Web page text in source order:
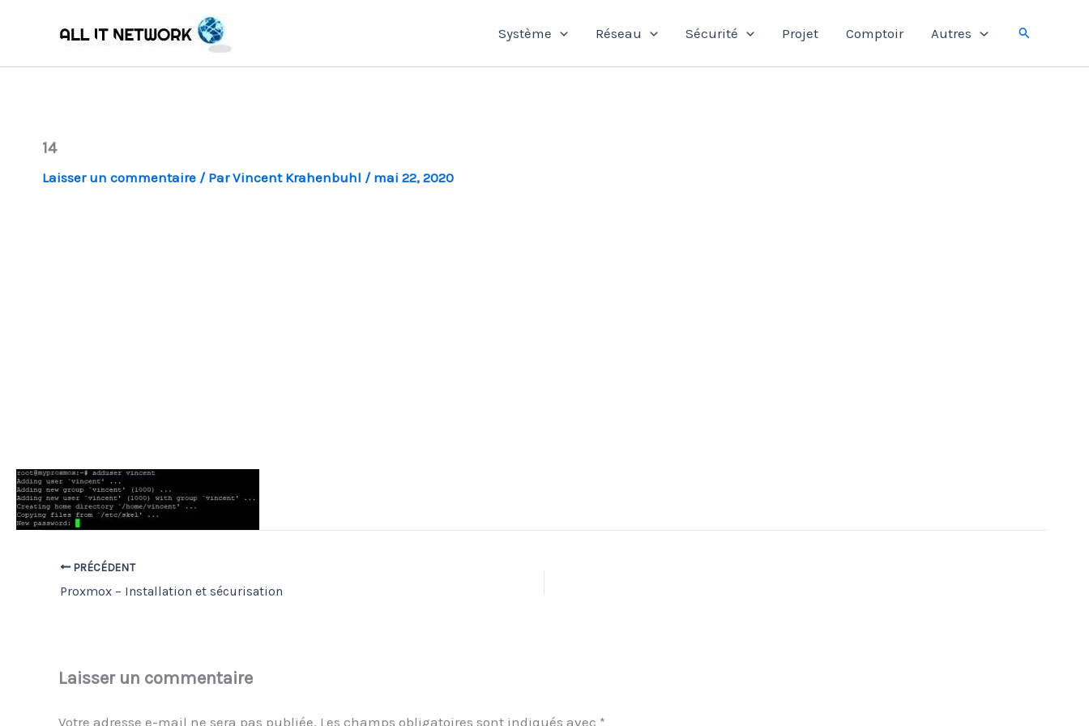
Système Réseau Sécurité Projet Comptoir Autres Rechercher
14
Laisser un commentaire / ParVincent Krahenbuhl / mai 22, 2020
PRÉCÉDENT
Proxmox – Installation et sécurisation
Laisser un commentaire
Votre adresse e-mail ne sera pas publiée. Les champs obligatoires sont indiqués avec *